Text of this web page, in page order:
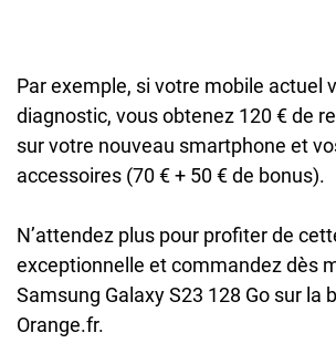
Par exemple, si votre mobile actuel
diagnostic, vous obtenez 120 € de
sur votre nouveau smartphone et
accessoires (70 € + 50 € de bonus).
N’attendez plus pour profiter de
exceptionnelle et commandez dès
Samsung Galaxy S23 128 Go sur la
Orange.fr.